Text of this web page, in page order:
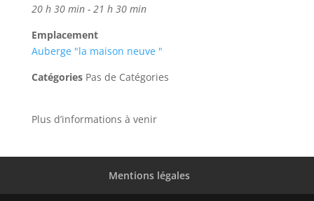
20 h 30 min - 21 h 30 min
Emplacement
Auberge "la maison neuve "
CatégoriesPas de Catégories
Plus d’informations à venir
Mentions légales